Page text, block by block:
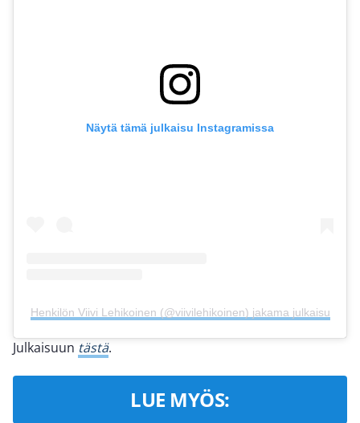
Näytä tämä julkaisu Instagramissa
Henkilön Viivi Lehikoinen (@viivilehikoinen) jakama julkaisu
Julkaisuun tästä.
LUE MYÖS: